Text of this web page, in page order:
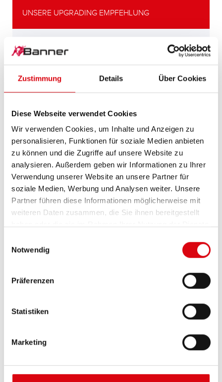
Zustimmung Details Über Cookies
Diese Webseite verwendet Cookies
Wir verwenden Cookies, um Inhalte und Anzeigen zu
personalisieren, Funktionen für soziale Medien anbieten
zu können und die Zugriffe auf unsere Website zu
analysieren. Außerdem geben wir Informationen zu Ihrer
Verwendung unserer Website an unsere Partner für
soziale Medien, Werbung und Analysen weiter. Unsere
Partner führen diese Informationen möglicherweise mit
weiteren Daten zusammen, die Sie ihnen bereitgestellt
Notwendig
Präferenzen
Statistiken
Marketing
LEISTUNGSSTARKE
ALTERNATIVE
Energiebedarf bzw. höheren
PRODUKTDETAILS >
EFB 650 17
Die besten und leistungsfähigsten Banner
Vorgaben führender europäischer KFZ-Hersteller.
Originalqualität zum Nachrüsten.
UNSERE UPGRADING EMPFEHLUNG